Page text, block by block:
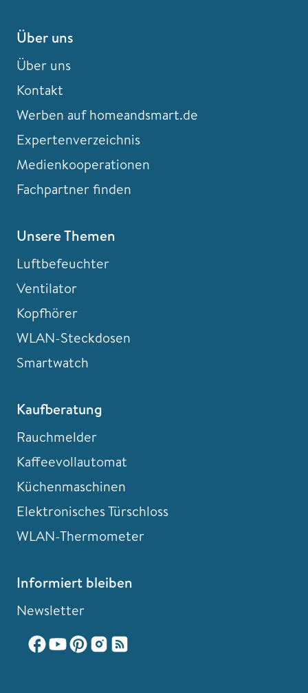
Über uns
Über uns
Kontakt
Werben auf homeandsmart.de
Expertenverzeichnis
Medienkooperationen
Fachpartner finden
Unsere Themen
Luftbefeuchter
Ventilator
Kopfhörer
WLAN-Steckdosen
Smartwatch
Kaufberatung
Rauchmelder
Kaffeevollautomat
Küchenmaschinen
Elektronisches Türschloss
WLAN-Thermometer
Informiert bleiben
Newsletter